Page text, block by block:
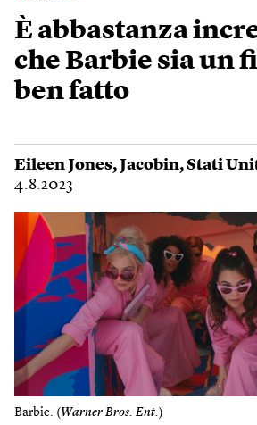
È abbastanza
che Barbie sia un
ben fatto
Eileen Jones,Jacobin,Stati
4.8.2023
Barbie. ( Warner Bros. Ent.)